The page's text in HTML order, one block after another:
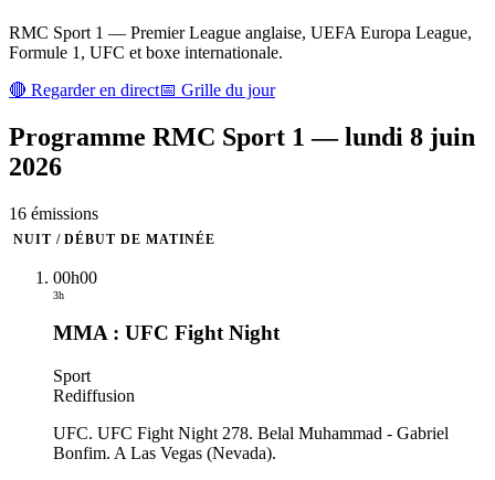
RMC Sport 1 — Premier League anglaise, UEFA Europa League,
Formule 1, UFC et boxe internationale.
🔴 Regarder en direct📅 Grille du jour
Programme RMC Sport 1 —lundi 8 juin
2026
16 émissions
NUIT / DÉBUT DE MATINÉE
00h00
3h
MMA : UFC Fight Night
Sport
Rediffusion
UFC. UFC Fight Night 278. Belal Muhammad - Gabriel
Bonfim. A Las Vegas (Nevada).